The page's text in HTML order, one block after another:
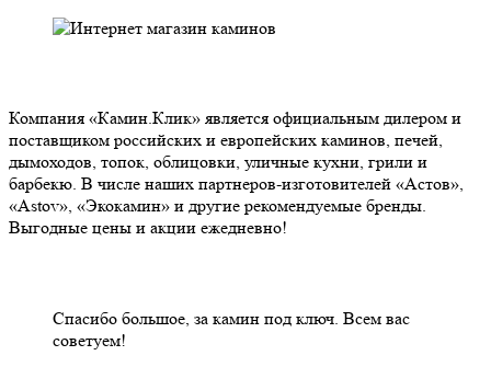
Компания «Камин.Клик» является официальным дилером и
поставщиком российских и европейских каминов, печей,
дымоходов, топок, облицовки, уличные кухни, грили и
барбекю. В числе наших партнеров-изготовителей «Астов»,
«Astov», «Экокамин» и другие рекомендуемые бренды.
Выгодные цены и акции ежедневно!
Спасибо большое, за камин под ключ. Всем вас
советуем!